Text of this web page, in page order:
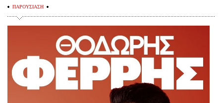
Προσωπικά Δεδομένα
Πληροφορίες
Είσοδος διαχειριστή
ΠΑΡΟΥΣΙΑΣΗ